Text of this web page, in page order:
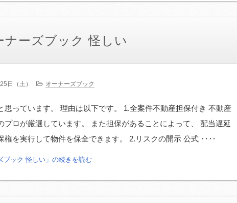
ナーズブック 怪しい
日（土） オーナーズブック
思っています。 理由は以下です。 1.全案件不動産担保付き 不動産
プロが厳選しています。 また担保があることによって、 配当遅延
権を実行して物件を保全できます。 2.リスクの開示 公式 ‥‥
ブック 怪しい」の続きを読む